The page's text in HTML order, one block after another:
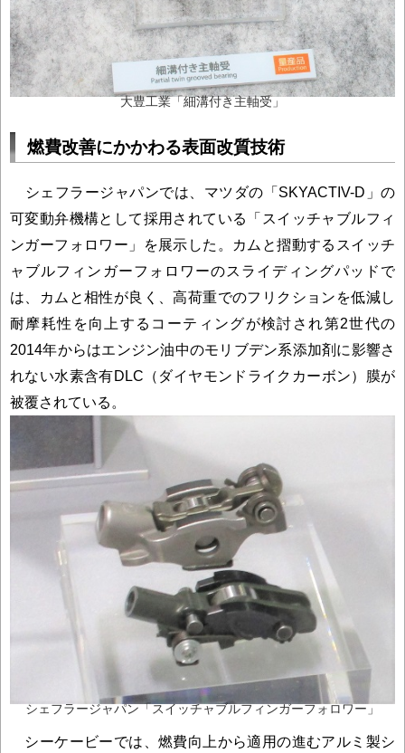
大豊工業「細溝付き主軸受」
燃費改善にかかわる表面改質技術
シェフラージャパンでは、マツダの「SKYACTIV-D」の
可変動弁機構として採用されている「スイッチャブルフィ
ンガーフォロワー」を展示した。カムと摺動するスイッチ
ャブルフィンガーフォロワーのスライディングパッドで
は、カムと相性が良く、高荷重でのフリクションを低減し
耐摩耗性を向上するコーティングが検討され第2世代の
2014年からはエンジン油中のモリブデン系添加剤に影響さ
れない水素含有DLC（ダイヤモンドライクカーボン）膜が
被覆されている。
シェフラージャパン「スイッチャブルフィンガーフォロワー」
シーケービーでは、燃費向上から適用の進むアルミ製シ